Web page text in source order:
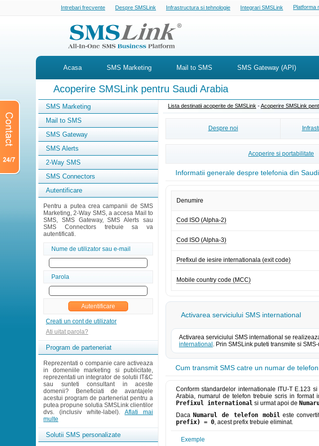
Intrebari frecvente Despre SMSLink Infrastructura si tehnologie Integrari SMSLink Platforma
Acasa SMS Marketing Mail to SMS SMS Gateway (API)
Acoperire SMSLink pentru Saudi Arabia
SMS Marketing
Mail to SMS
SMS Gateway
SMS Alerts
2-Way SMS
SMS Connectors
Autentificare
Pentru a putea crea campanii de SMS
Marketing, 2-Way SMS, a accesa Mail to
SMS, SMS Gateway, SMS Alerts sau
SMS Connectors trebuie sa va
autentificati.
Nume de utilizator sau e-mail
Parola
Creati un cont de utilizator
Ati uitat parola?
Program de parteneriat
Reprezentati o companie care activeaza
in domeniile marketing si publicitate,
reprezentati un integrator de solutii IT&C
sau sunteti consultant in aceste
domenii? Beneficiati de avantajele
acestui program de parteneriat pentru a
putea propune solutia SMSLink clientilor
dvs. (inclusiv white-label). Aflati mai
multe
Solutii SMS personalizate
Lista destinatii acoperite de SMSLink -Acoperire SMSLink
Despre noi
Acoperire si portabilitate
Informatii generale despre telefonia din
Denumire
Cod ISO (Alpha-2)
Cod ISO (Alpha-3)
Prefixul de iesire internationala (exit code)
Mobile country code (MCC)
Activarea serviciului SMS international
Activarea serviciului SMS international se
international . Prin SMSLink puteti transmite si
Cum transmit SMS catre un numar de
Conform standardelor internationale ITU-T E.123
Arabia, numarul de telefon trebuie scris in format
Prefixul international si urmat apoi de
Daca Numarul de telefon mobileste
prefix) = 0, acest prefix trebuie eliminat.
Exemple